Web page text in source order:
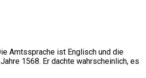
Amtssprache ist Englisch und die
1568. Er dachte wahrscheinlich, es